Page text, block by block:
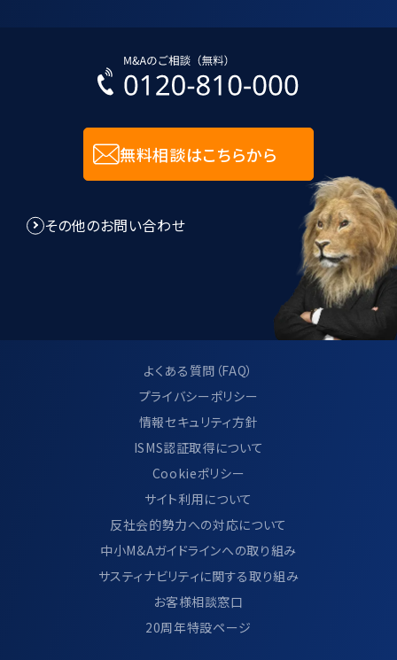
無料相談はこちらから
その他のお問い合わせ
よくある質問（FAQ）
プライバシーポリシー
情報セキュリティ方針
ISMS認証取得について
Cookieポリシー
サイト利用について
反社会的勢力への対応について
中小M&Aガイドラインへの取り組み
サスティナビリティに関する取り組み
お客様相談窓口
20周年特設ページ